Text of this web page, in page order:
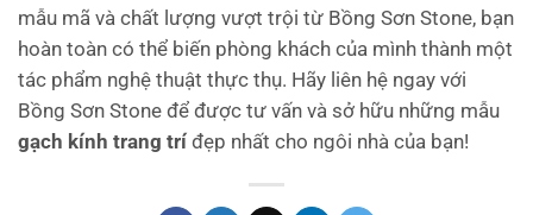
mẫu mã và chất lượng vượt trội từ Bồng Sơn Stone, bạn
hoàn toàn có thể biến phòng khách của mình thành một
tác phẩm nghệ thuật thực thụ. Hãy liên hệ ngay với
Bồng Sơn Stone để được tư vấn và sở hữu những mẫu
gạch kính trang trí đẹp nhất cho ngôi nhà của bạn!